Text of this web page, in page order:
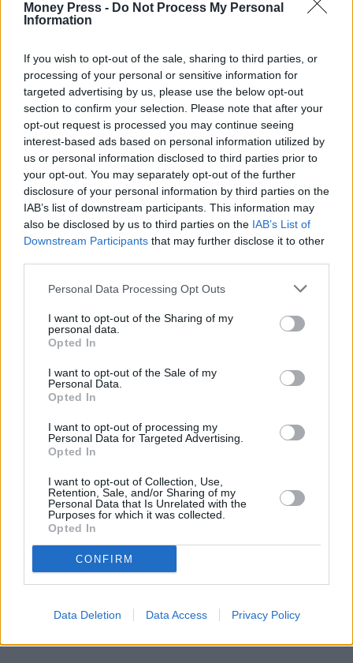
Money Press - Do Not Process My Personal
Information
If you wish to opt-out of the sale, sharing to third parties, or
processing of your personal or sensitive information for
targeted advertising by us, please use the below opt-out
section to confirm your selection. Please note that after your
opt-out request is processed you may continue seeing
interest-based ads based on personal information utilized by
us or personal information disclosed to third parties prior to
your opt-out. You may separately opt-out of the further
disclosure of your personal information by third parties on the
IAB’s list of downstream participants. This information may
also be disclosed by us to third parties on the IAB’s List of
Downstream Participants that may further disclose it to other
Personal Data Processing Opt Outs
I want to opt-out of the Sharing of my
personal data.
Opted In
I want to opt-out of the Sale of my
Personal Data.
Opted In
I want to opt-out of processing my
Personal Data for Targeted Advertising.
Opted In
I want to opt-out of Collection, Use,
Retention, Sale, and/or Sharing of my
Personal Data that Is Unrelated with the
Purposes for which it was collected.
Opted In
CONFIRM
Data Deletion Data Access Privacy Policy
Ολοκληρώνοντας, σημείωσε ότι στόχος της κυβέρνησης
όχι να σκορπιστεί αδιακρίτως